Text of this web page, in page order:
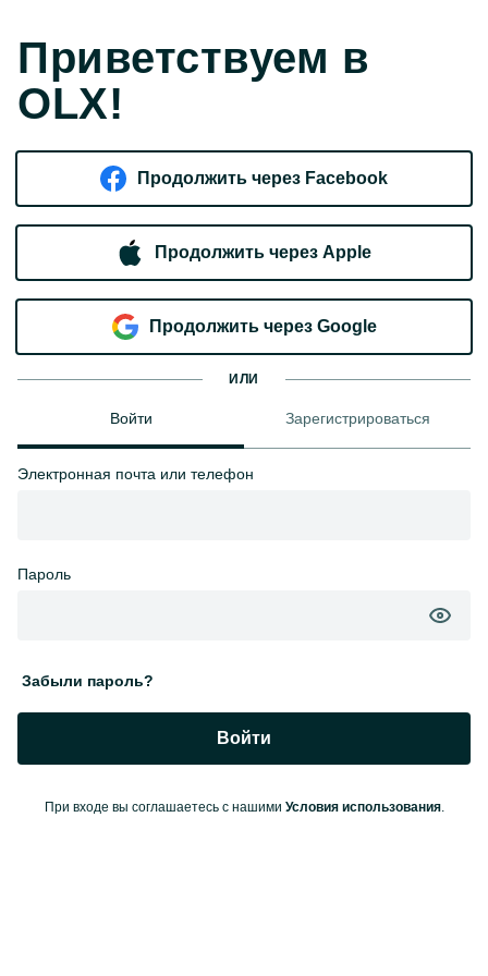
Приветствуем в
OLX!
Продолжить через Facebook
Продолжить через Apple
Продолжить через Google
ИЛИ
Войти Зарегистрироваться
Электронная почта или телефон
Пароль
Забыли пароль?
Войти
При входе вы соглашаетесь с нашими Условия использования.